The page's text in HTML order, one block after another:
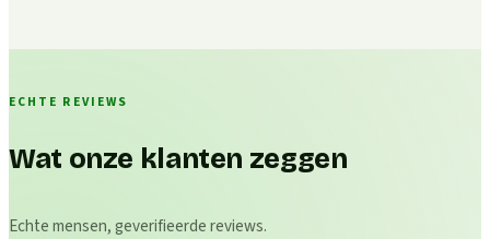
ECHTE REVIEWS
Wat onze klanten zeggen
Echte mensen, geverifieerde reviews.